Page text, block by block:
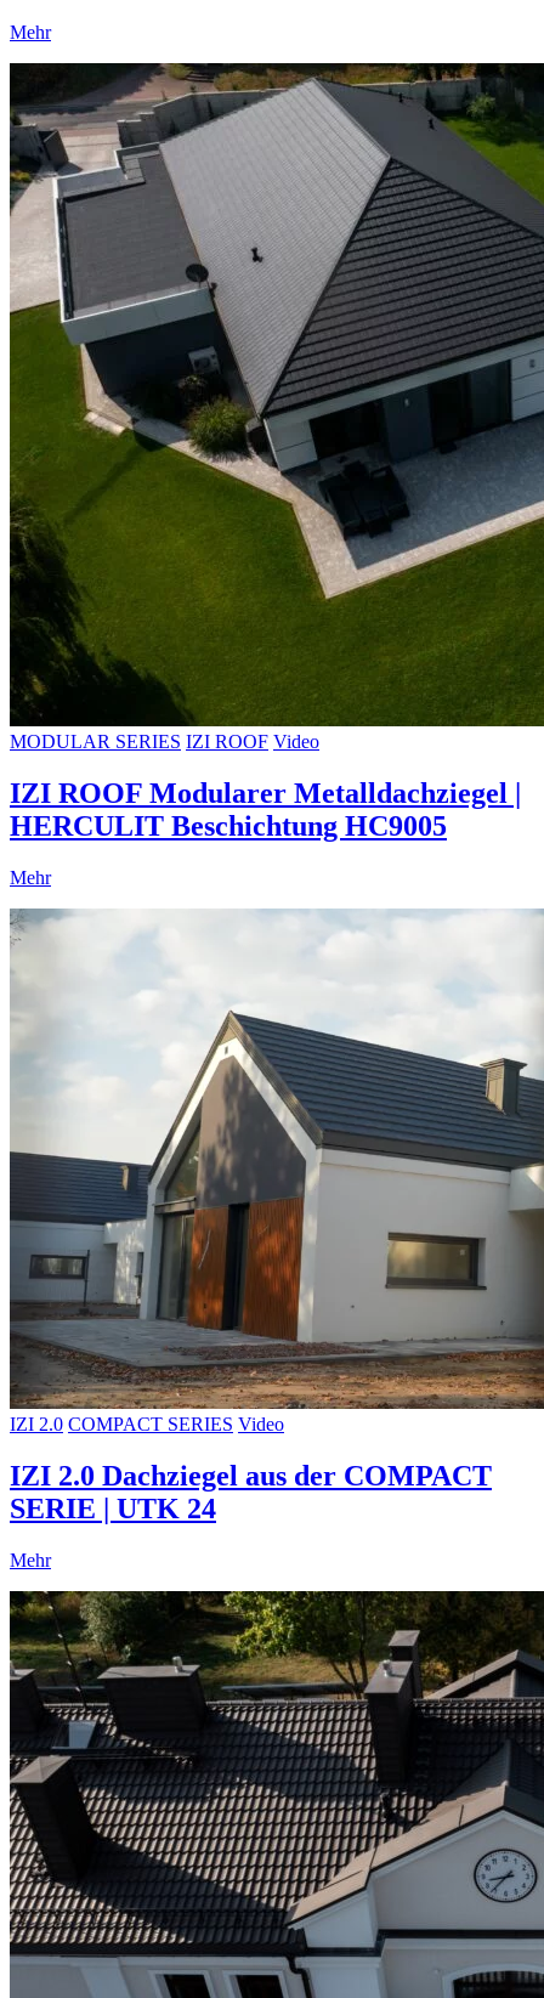
Mehr
MODULAR SERIES IZI ROOF Video
IZI ROOF Modularer Metalldachziegel |
HERCULIT Beschichtung HC9005
Mehr
IZI 2.0 COMPACT SERIES Video
IZI 2.0 Dachziegel aus der COMPACT
SERIE | UTK 24
Mehr